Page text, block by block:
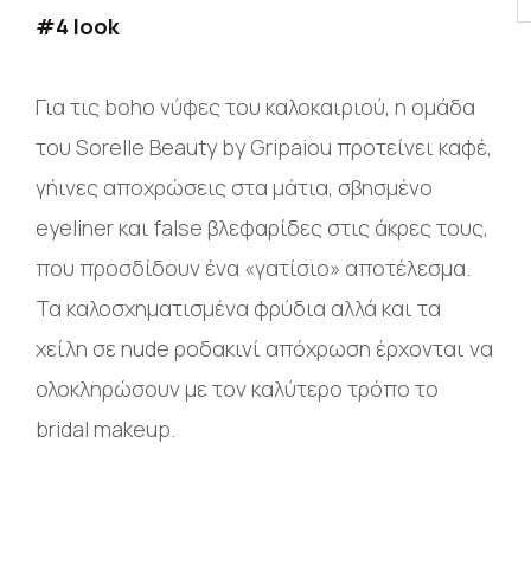
#4 look
Για τις boho νύφες του καλοκαιριού, η ομάδα
του Sorelle Beauty by Gripaiou προτείνει καφέ,
γήινες αποχρώσεις στα μάτια, σβησμένο
eyeliner και false βλεφαρίδες στις άκρες τους,
που προσδίδουν ένα «γατίσιο» αποτέλεσμα.
Τα καλοσχηματισμένα φρύδια αλλά και τα
χείλη σε nude ροδακινί απόχρωση έρχονται να
ολοκληρώσουν με τον καλύτερο τρόπο το
bridal makeup.